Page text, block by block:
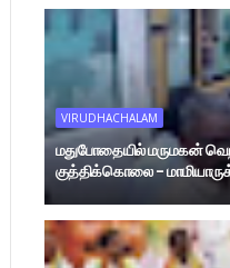
VIRUDHACHALAM
மதுபோதையில் மருமகன்
குத்திக்கொலை -